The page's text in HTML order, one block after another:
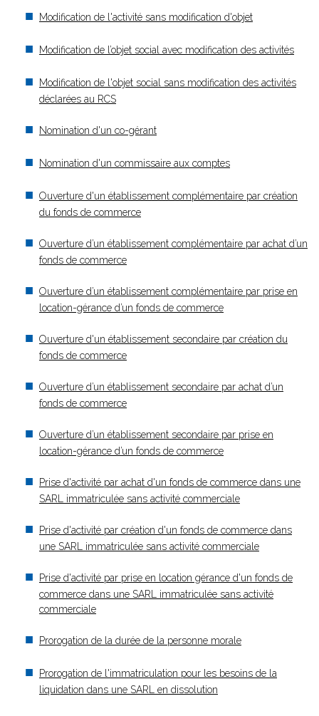
Modification de l'activité sans modification d'objet
Modification de l’objet social avec modification des activités
Modification de l'objet social sans modification des activités
déclarées au RCS
Nomination d'un co-gérant
Nomination d'un commissaire aux comptes
Ouverture d'un établissement complémentaire par création
du fonds de commerce
Ouverture d’un établissement complémentaire par achat d’un
fonds de commerce
Ouverture d’un établissement complémentaire par prise en
location-gérance d’un fonds de commerce
Ouverture d'un établissement secondaire par création du
fonds de commerce
Ouverture d’un établissement secondaire par achat d’un
fonds de commerce
Ouverture d’un établissement secondaire par prise en
location-gérance d’un fonds de commerce
Prise d'activité par achat d'un fonds de commerce dans une
SARL immatriculée sans activité commerciale
Prise d'activité par création d'un fonds de commerce dans
une SARL immatriculée sans activité commerciale
Prise d'activité par prise en location gérance d'un fonds de
commerce dans une SARL immatriculée sans activité
commerciale
Prorogation de la durée de la personne morale
Prorogation de l'immatriculation pour les besoins de la
liquidation dans une SARL en dissolution